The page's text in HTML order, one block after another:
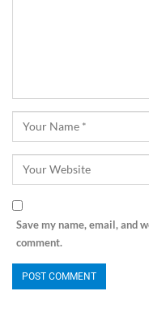
Save my name, email, and
comment.